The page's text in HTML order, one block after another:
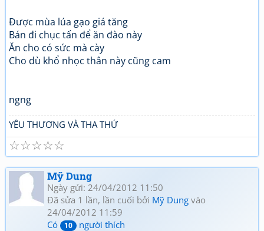
Được mùa lúa gạo giá tăng
Bán đi chục tấn để ăn đào này
Ăn cho có sức mà cày
Cho dù khổ nhọc thân này cũng cam
ngng
YÊU THƯƠNG VÀ THA THỨ
☆
☆
☆
☆
☆
Mỹ Dung
Ngày gửi: 24/04/2012 11:50
Đã sửa 1 lần, lần cuối bởi Mỹ Dung vào
24/04/2012 11:59
Có
10 người thích